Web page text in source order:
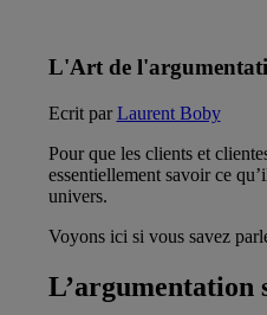
L'Art de
Ecrit parLaurent Boby
Pour que les clients et
essentiellement savoir ce
univers.
Voyons ici si vous savez
L’argumentation